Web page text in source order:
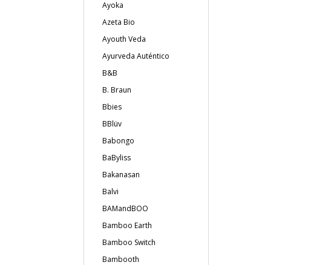
Ayoka
Azeta Bio
Ayouth Veda
Ayurveda Auténtico
B&B
B. Braun
Bbies
BBlüv
Babongo
BaByliss
Bakanasan
Balvi
BAMandBOO
Bamboo Earth
Bamboo Switch
Bambooth